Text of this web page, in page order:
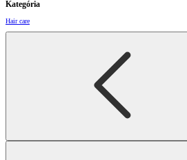
Kategória
Hair care